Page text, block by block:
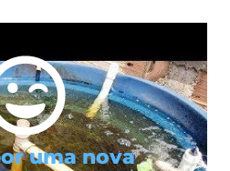
uma nova